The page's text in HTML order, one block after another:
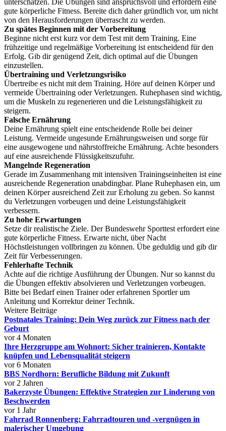
unterschätzen. Die Übungen sind anspruchsvoll und erfordern eine
gute körperliche Fitness. Bereite dich daher gründlich vor, um nicht
von den Herausforderungen überrascht zu werden.
Zu spätes Beginnen mit der Vorbereitung
Beginne nicht erst kurz vor dem Test mit dem Training. Eine
frühzeitige und regelmäßige Vorbereitung ist entscheidend für den
Erfolg. Gib dir genügend Zeit, dich optimal auf die Übungen
einzustellen.
Übertraining und Verletzungsrisiko
Übertreibe es nicht mit dem Training. Höre auf deinen Körper und
vermeide Übertraining oder Verletzungen. Ruhephasen sind wichtig,
um die Muskeln zu regenerieren und die Leistungsfähigkeit zu
steigern.
Falsche Ernährung
Deine Ernährung spielt eine entscheidende Rolle bei deiner
Leistung. Vermeide ungesunde Ernährungsweisen und sorge für
eine ausgewogene und nährstoffreiche Ernährung. Achte besonders
auf eine ausreichende Flüssigkeitszufuhr.
Mangelnde Regeneration
Gerade im Zusammenhang mit intensiven Trainingseinheiten ist eine
ausreichende Regeneration unabdingbar. Plane Ruhephasen ein, um
deinen Körper ausreichend Zeit zur Erholung zu geben. So kannst
du Verletzungen vorbeugen und deine Leistungsfähigkeit
verbessern.
Zu hohe Erwartungen
Setze dir realistische Ziele. Der Bundeswehr Sporttest erfordert eine
gute körperliche Fitness. Erwarte nicht, über Nacht
Höchstleistungen vollbringen zu können. Übe geduldig und gib dir
Zeit für Verbesserungen.
Fehlerhafte Technik
Achte auf die richtige Ausführung der Übungen. Nur so kannst du
die Übungen effektiv absolvieren und Verletzungen vorbeugen.
Bitte bei Bedarf einen Trainer oder erfahrenen Sportler um
Anleitung und Korrektur deiner Technik.
Weitere Beiträge
Postnatales Training: Dein Weg zurück zur Fitness nach der
Geburt
vor 4 Monaten
Ihre Herzgruppe am Wohnort: Sicher trainieren, Kontakte
knüpfen und Lebensqualität steigern
vor 6 Monaten
BBS Nordhorn: Berufliche Bildung mit Zukunft
vor 2 Jahren
Bakerzyste Übungen: Effektive Strategien zur Linderung von
Beschwerden
vor 1 Jahr
Fahrrad Ronnenberg: Fahrradtouren und -vergnügen in
malerischer Umgebung